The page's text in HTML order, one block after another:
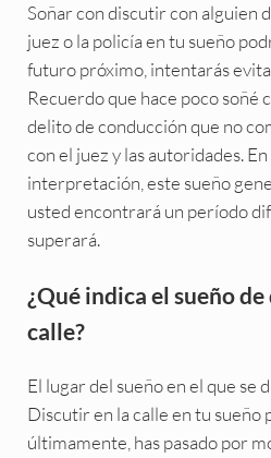
Soñar con discutir con alguien
juez o la policía en tu sueño
futuro próximo, intentarás
Recuerdo que hace poco soñé
delito de conducción que no
con el juez y las autoridades.
interpretación, este sueño
usted encontrará un período
superará.
¿Qué indica el sueño
calle?
El lugar del sueño en el que se
Discutir en la calle en tu sueño
últimamente, has pasado por